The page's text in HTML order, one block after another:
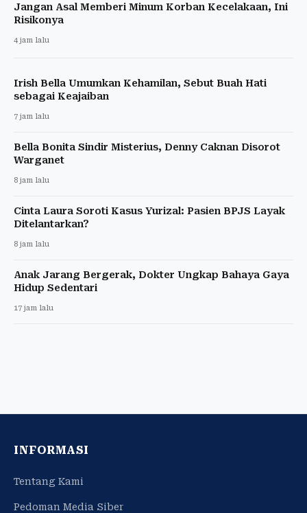
Jangan Asal Memberi Minum Korban Kecelakaan, Ini
Risikonya
4 jam lalu
Irish Bella Umumkan Kehamilan, Sebut Buah Hati
sebagai Keajaiban
7 jam lalu
Bella Bonita Sindir Misterius, Denny Caknan Disorot
Warganet
8 jam lalu
Cinta Laura Soroti Kasus Yurizal: Pasien BPJS Layak
Ditelantarkan?
8 jam lalu
Anak Jarang Bergerak, Dokter Ungkap Bahaya Gaya
Hidup Sedentari
17 jam lalu
INFORMASI
Tentang Kami
Pedoman Media Siber